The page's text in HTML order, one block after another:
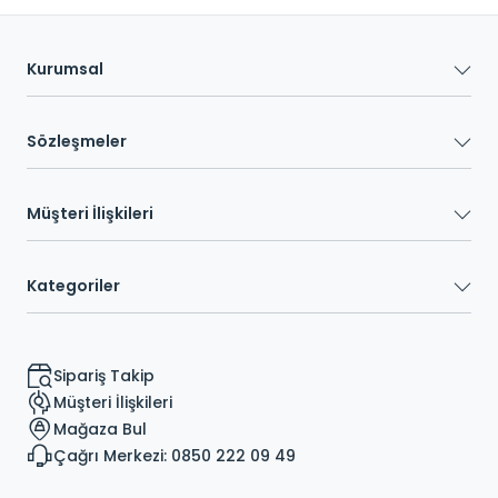
Kurumsal
Sözleşmeler
Müşteri İlişkileri
Kategoriler
Sipariş Takip
Müşteri İlişkileri
Mağaza Bul
Çağrı Merkezi: 0850 222 09 49